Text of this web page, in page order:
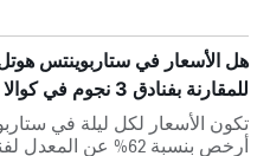
هل الأسعار في ستاربوينتس هوتل
للمقارنة بفنادق 3 نجوم في كوالا لمبور؟
تكون الأسعار لكل ليلة في